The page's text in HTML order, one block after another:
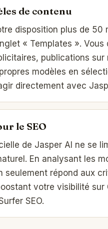
de contenu
disposition plus de
« Templates ».
publications
modèles en
directement avec
le SEO
de Jasper AI ne se
En analysant les
seulement répond aux
votre visibilité
SEO.